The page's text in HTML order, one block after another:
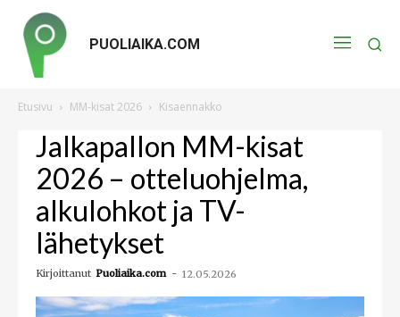
PUOLIAIKA.COM
Etusivu MM-kisat 2026 Kisaennakko
Jalkapallon MM-kisat
2026 – otteluohjelma,
alkulohkot ja TV-
lähetykset
Kirjoittanut Puoliaika.com - 12.05.2026